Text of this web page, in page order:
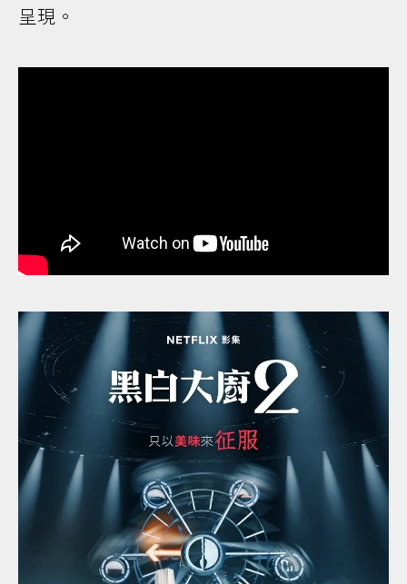
呈現。